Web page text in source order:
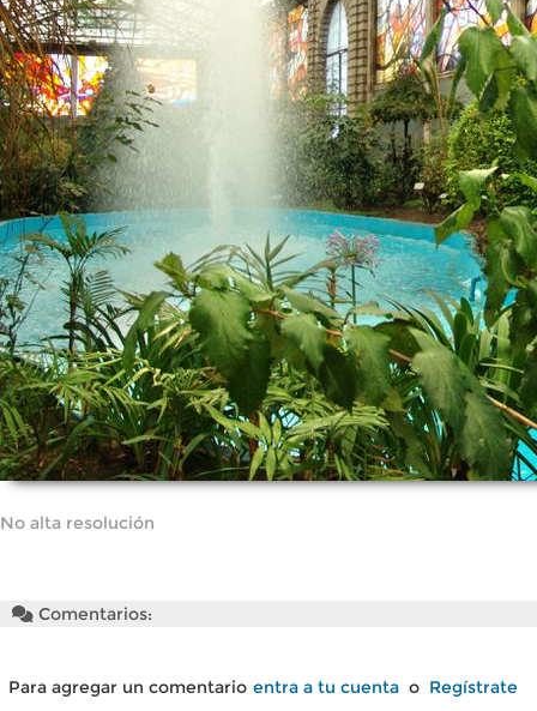
No alta resolución
Comentarios:
Para agregar un comentario entra a tu cuenta o Regístrate